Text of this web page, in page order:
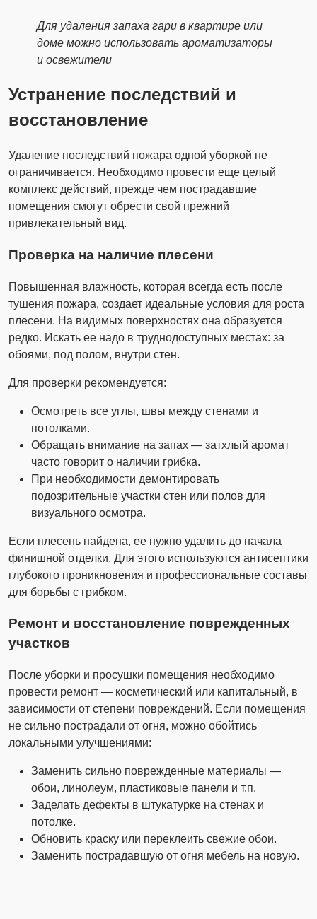
Для удаления запаха гари в квартире или
доме можно использовать ароматизаторы
и освежители
Устранение последствий и
восстановление
Удаление последствий пожара одной уборкой не
ограничивается. Необходимо провести еще целый
комплекс действий, прежде чем пострадавшие
помещения смогут обрести свой прежний
привлекательный вид.
Проверка на наличие плесени
Повышенная влажность, которая всегда есть после
тушения пожара, создает идеальные условия для роста
плесени. На видимых поверхностях она образуется
редко. Искать ее надо в труднодоступных местах: за
обоями, под полом, внутри стен.
Для проверки рекомендуется:
Осмотреть все углы, швы между стенами и
потолками.
Обращать внимание на запах — затхлый аромат
часто говорит о наличии грибка.
При необходимости демонтировать
подозрительные участки стен или полов для
визуального осмотра.
Если плесень найдена, ее нужно удалить до начала
финишной отделки. Для этого используются антисептики
глубокого проникновения и профессиональные составы
для борьбы с грибком.
Ремонт и восстановление поврежденных
участков
После уборки и просушки помещения необходимо
провести ремонт — косметический или капитальный, в
зависимости от степени повреждений. Если помещения
не сильно пострадали от огня, можно обойтись
локальными улучшениями:
Заменить сильно поврежденные материалы —
обои, линолеум, пластиковые панели и т.п.
Заделать дефекты в штукатурке на стенах и
потолке.
Обновить краску или переклеить свежие обои.
Заменить пострадавшую от огня мебель на новую.